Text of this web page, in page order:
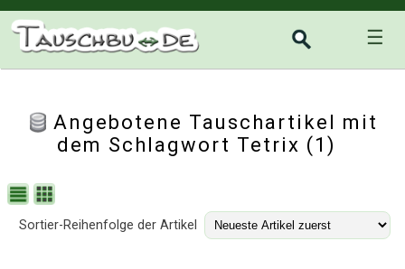
☰
Angebotene Tauschartikel mit
dem Schlagwort Tetrix (1)
Sortier-Reihenfolge der Artikel